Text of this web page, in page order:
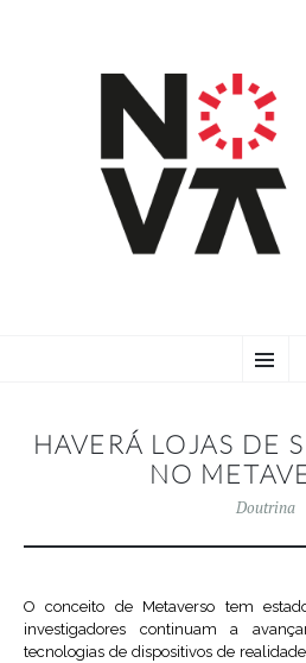
TO
HAVERÁ LOJAS DE
NO
Doutrina
O conceito de Metaverso tem
investigadores continuam a
tecnologias de dispositivos de